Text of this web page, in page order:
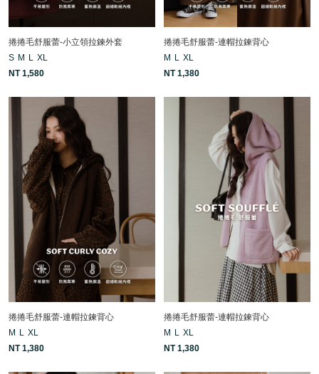
捲捲毛舒服蕾-小立領拉鍊外套
S M L XL
NT 1,580
捲捲毛舒服蕾-連帽拉鍊背心
M L XL
NT 1,380
捲捲毛舒服蕾-連帽拉鍊背心
M
L XL
NT 1,380
捲捲毛舒服蕾-連帽拉鍊背心
M
L XL
NT 1,380